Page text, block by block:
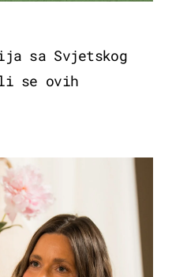
sa Svjetskog
se ovih